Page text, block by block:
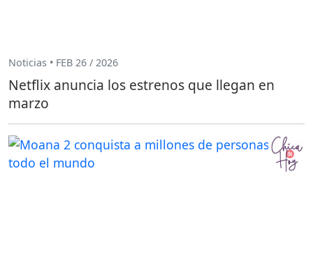
Noticias • FEB 26 / 2026
Netflix anuncia los estrenos que llegan en
marzo